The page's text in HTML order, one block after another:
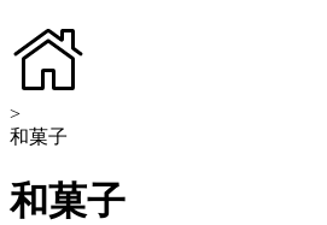
>
和菓子
和菓子